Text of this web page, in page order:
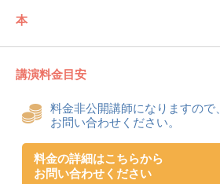
本
講演料金目安
料金非公開講師になりますので、
お問い合わせください。
料金の詳細はこちらから
お問い合わせください